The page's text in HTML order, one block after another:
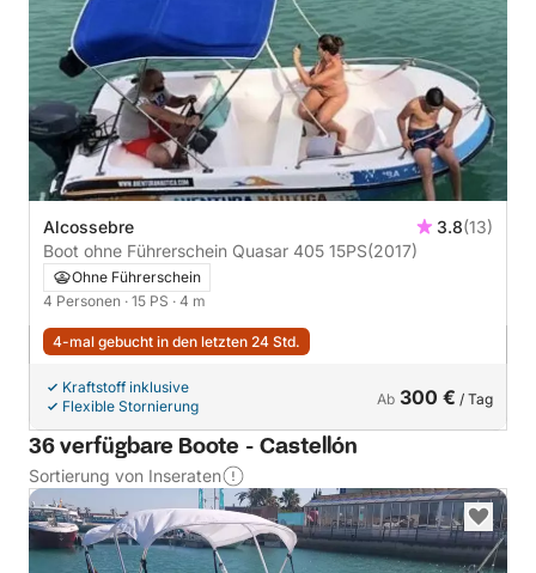
Alcossebre 3.8(13)
Boot ohne Führerschein Quasar 405 15PS(2017)
Ohne Führerschein
4 Personen · 15 PS · 4 m
4-mal gebucht in den letzten 24 Std.
Kraftstoff inklusive
Flexible Stornierung
Ab 300 € / Tag
36 verfügbare Boote - Castellón
Sortierung von Inseraten